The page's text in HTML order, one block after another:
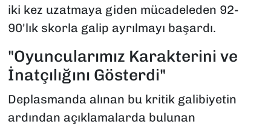
iki kez uzatmaya giden mücadeleden 92-
90'lık skorla galip ayrılmayı başardı.
"Oyuncularımız Karakterini ve
İnatçılığını Gösterdi"
Deplasmanda alınan bu kritik galibiyetin
ardından açıklamalarda bulunan